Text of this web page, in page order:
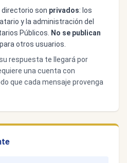
son privados: los
y la administración del
Públicos.
No se publican
otros usuarios.
respuesta te llegará por
una cuenta con
que cada mensaje provenga